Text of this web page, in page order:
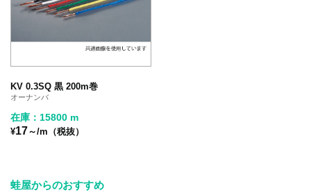
KV 0.3SQ 黒 200m巻
オーナンバ
在庫：15800 m
¥17～/m（税抜）
蛙屋からのおすすめ